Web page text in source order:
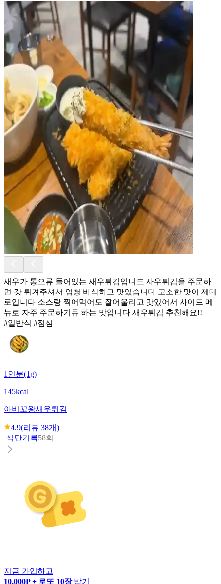
새우가 통으류 들어있는 새우튀김입니드 사우튀김을 주문하
면 갓 튀겨주셔서 엄청 바삭하고 맛있습니다 고소한 맛이 제대
로입니다 소스랑 찍어먹어도 잘어울리고 맛있어서 사이드 메
뉴로 자주 주문하기듀 하는 맛입니다 새우튀김 추천해요!!
#일반식 #점심
1인분(1g)
145kcal
아비꼬왕새우튀김
4.9(리뷰 38개)
·식단기록58회
지금 가입하고
10,000P + 로또 10장 받기